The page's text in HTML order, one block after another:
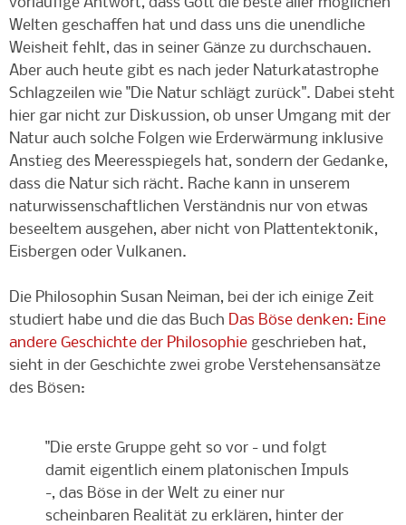
Welten geschaffen hat und dass uns die unendliche
Weisheit fehlt, das in seiner Gänze zu durchschauen.
Aber auch heute gibt es nach jeder Naturkatastrophe
Schlagzeilen wie "Die Natur schlägt zurück". Dabei steht
hier gar nicht zur Diskussion, ob unser Umgang mit der
Natur auch solche Folgen wie Erderwärmung inklusive
Anstieg des Meeresspiegels hat, sondern der Gedanke,
dass die Natur sich rächt. Rache kann in unserem
naturwissenschaftlichen Verständnis nur von etwas
beseeltem ausgehen, aber nicht von Plattentektonik,
Eisbergen oder Vulkanen.
Die Philosophin Susan Neiman, bei der ich einige Zeit
studiert habe und die das Buch Das Böse denken: Eine
andere Geschichte der Philosophie geschrieben hat,
sieht in der Geschichte zwei grobe Verstehensansätze
des Bösen:
"Die erste Gruppe geht so vor - und folgt
damit eigentlich einem platonischen Impuls
-, das Böse in der Welt zu einer nur
scheinbaren Realität zu erklären, hinter der